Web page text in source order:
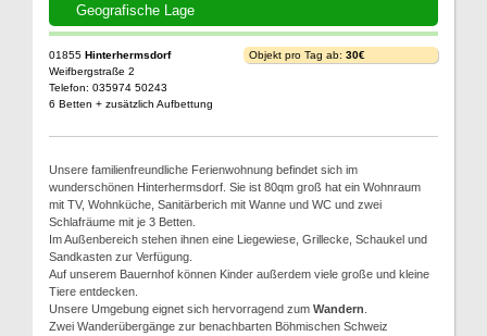
Geografische Lage
01855 Hinterhermsdorf
Weifbergstraße 2
Telefon: 035974 50243
6 Betten + zusätzlich Aufbettung
Objekt pro Tag ab: 30€
Unsere familienfreundliche Ferienwohnung befindet sich im
wunderschönen Hinterhermsdorf. Sie ist 80qm groß hat ein Wohnraum
mit TV, Wohnküche, Sanitärberich mit Wanne und WC und zwei
Schlafräume mit je 3 Betten.
Im Außenbereich stehen ihnen eine Liegewiese, Grillecke, Schaukel und
Sandkasten zur Verfügung.
Auf unserem Bauernhof können Kinder außerdem viele große und kleine
Tiere entdecken.
Unsere Umgebung eignet sich hervorragend zum Wandern
Zwei Wanderübergänge zur benachbarten Böhmischen Schweiz